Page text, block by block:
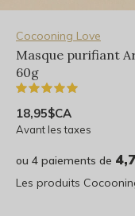
Cocooning Love
Masque purifiant
60g
18,95$CA
Avant les taxes
ou 4 paiements de
Les produits